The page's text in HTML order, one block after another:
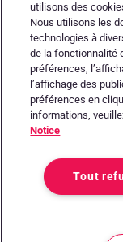
entre
et les
utilisons des
Nous utilisons les
technologies à
de la fonctionnalité
préférences,
l’affichage des
préférences en
informations,
Notice
Tout